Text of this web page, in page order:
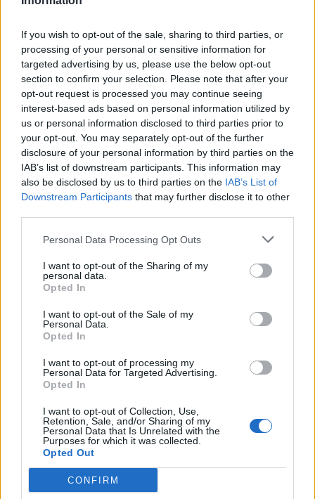
If you wish to opt-out of the sale, sharing to third parties, or
processing of your personal or sensitive information for
targeted advertising by us, please use the below opt-out
section to confirm your selection. Please note that after your
opt-out request is processed you may continue seeing
interest-based ads based on personal information utilized by
us or personal information disclosed to third parties prior to
your opt-out. You may separately opt-out of the further
disclosure of your personal information by third parties on the
IAB’s list of downstream participants. This information may
also be disclosed by us to third parties on the IAB’s List of
Downstream Participants that may further disclose it to other
Personal Data Processing Opt Outs
I want to opt-out of the Sharing of my
personal data.
Opted In
I want to opt-out of the Sale of my
Personal Data.
Opted In
I want to opt-out of processing my
Personal Data for Targeted Advertising.
Opted In
I want to opt-out of Collection, Use,
Retention, Sale, and/or Sharing of my
Personal Data that Is Unrelated with the
Purposes for which it was collected.
Opted Out
CONFIRM
chwila próby, potrafi jednak opowiedzieć się po
chwilach. Okazuje się dobrym człowiekiem, choć
ulega zagubieniu jak każdy z nas w młodości.
Czytaj także:
Vautrin (Jakub Collin) –
charakterystyka
Wdowa Vauquer – charakterystyka